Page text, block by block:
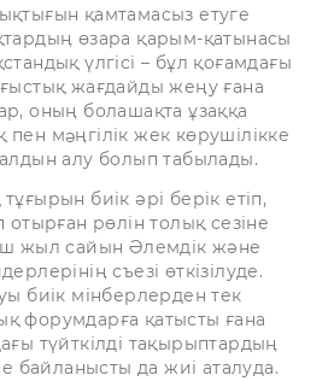
қамтамасыз етуге
өзара қарым-қатынасы
үлгісі – бұл қоғамдағы
жағдайды жеңу ғана
оның болашақта ұзаққа
мəңгілік жек көрушілікке
алдын алу болып табылады.
биік әрі берік етіп,
отырған рөлін толық сезіне
жыл сайын Әлемдік және
съезі өткізілуде.
биік мінберлерден тек
форумдарға қатысты ғана
түйткілді тақырыптардың
байланысты да жиі аталуда.